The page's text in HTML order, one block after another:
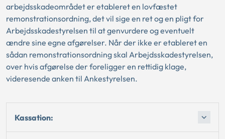
arbejdsskadeområdet er etableret en lovfæstet
remonstrationsordning, det vil sige en ret og en pligt for
Arbejdsskadestyrelsen til at genvurdere og eventuelt
ændre sine egne afgørelser. Når der ikke er etableret en
sådan remonstrationsordning skal Arbejdsskadestyrelsen,
over hvis afgørelse der foreligger en rettidig klage,
videresende anken til Ankestyrelsen.
Kassation: